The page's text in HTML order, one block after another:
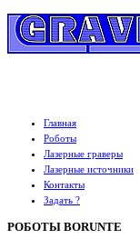
Главная
Роботы
Лазерные граверы
Лазерные источники
Контакты
Задать ?
РОБОТЫ BORUNTE